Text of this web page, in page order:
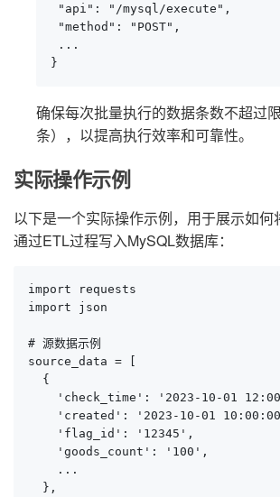
"api": "/mysql/execute",
"method": "POST",
...
}
确保每次批量执行的数据条数不超过
条），以提高执行效率和可靠性。
实际操作示例
以下是一个实际操作示例，用于展示如
通过ETL过程写入MySQL数据库：
import requests
import json
# 源数据示例
source_data = [
  {
'check_time': '2023-10-01
'created': '2023-10-01
    'flag_id': '12345',
    'goods_count': '100',
    ...
  },